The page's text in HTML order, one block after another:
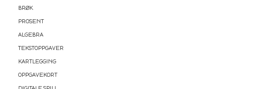
BRØK
PROSENT
ALGEBRA
TEKSTOPPGAVER
KARTLEGGING
OPPGAVEKORT